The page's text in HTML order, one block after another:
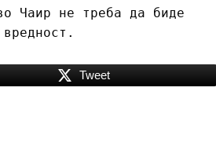
Чаир не треба да биде
Tweet